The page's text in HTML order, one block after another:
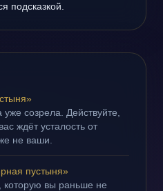
подсказкой.
созрела. Действуйте,
ждёт усталость от
не ваши.
пустыня»
которую вы раньше не